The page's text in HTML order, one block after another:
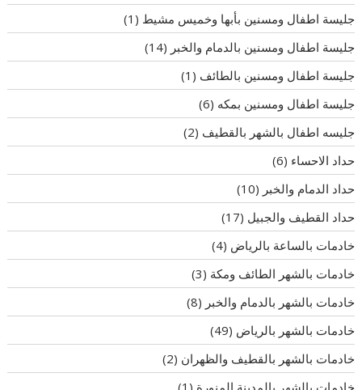
جليسة اطفال ومسنين بأبها وخميس مشيط (1)
جليسة اطفال ومسنين بالدمام والخبر (14)
جليسة اطفال ومسنين بالطائف (1)
جليسة اطفال ومسنين بمكه (6)
جليسه اطفال بالشهر بالقطيف (2)
حداد الاحساء (6)
حداد الدمام والخبر (10)
حداد القطيف والجبيل (17)
خادمات بالساعة بالرياض (4)
خادمات بالشهر الطائف ومكة (3)
خادمات بالشهر بالدمام والخبر (8)
خادمات بالشهر بالرياض (49)
خادمات بالشهر بالقطيف والظهران (2)